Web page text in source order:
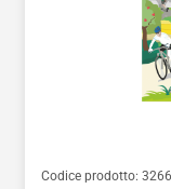
Codice prodotto: